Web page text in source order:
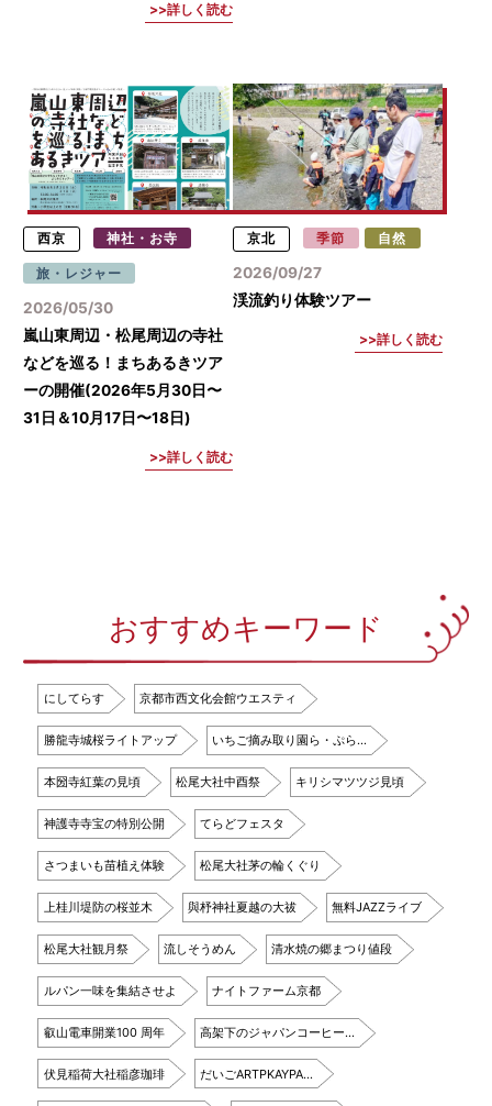
詳しく読む
西京 神社・お寺
旅・レジャー
2026/05/30
嵐山東周辺・松尾周辺の寺社
などを巡る！まちあるきツア
ーの開催(2026年5月30日〜
31日＆10月17日〜18日)
詳しく読む
京北 季節 自然
2026/09/27
渓流釣り体験ツアー
詳しく読む
おすすめキーワード
にしてらす 京都市西文化会館ウエスティ
勝龍寺城桜ライトアップ いちご摘み取り園ら・ぷら…
本圀寺紅葉の見頃 松尾大社中酉祭 キリシマツツジ見頃
神護寺寺宝の特別公開 てらどフェスタ
さつまいも苗植え体験 松尾大社茅の輪くぐり
上桂川堤防の桜並木 與杼神社夏越の大祓 無料JAZZライブ
松尾大社観月祭 流しそうめん 清水焼の郷まつり値段
ルパン一味を集結させよ ナイトファーム京都
叡山電車開業100 周年 高架下のジャパンコーヒー…
伏見稲荷大社稲彦珈琲 だいごARTPKAYPA…